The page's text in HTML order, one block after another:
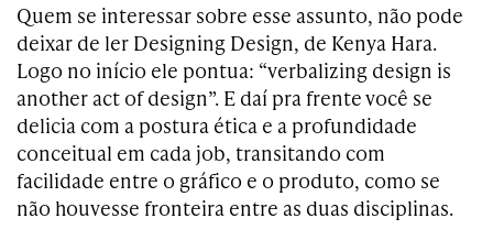
Quem se interessar sobre esse assunto, não pode
deixar de ler Designing Design, de Kenya Hara.
Logo no início ele pontua: “verbalizing design is
another act of design”. E daí pra frente você se
delicia com a postura ética e a profundidade
conceitual em cada job, transitando com
facilidade entre o gráfico e o produto, como se
não houvesse fronteira entre as duas disciplinas.